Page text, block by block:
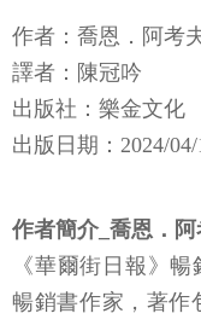
作者：喬恩．阿考
譯者：陳冠吟
出版社：樂金文化
出版日期：2024/04/
作者簡介_喬恩．阿
《華爾街日報》
暢銷書作家，著作